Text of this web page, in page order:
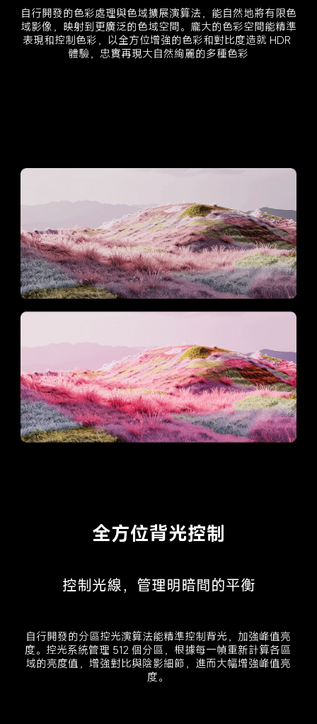
自行開發的色彩處理與色域擴展演算法，能自然地將有限色
域影像，映射到更廣泛的色域空間。龐大的色彩空間能精準
表現和控制色彩，以全方位增強的色彩和對比度造就 HDR
體驗，忠實再現大自然絢麗的多種色彩
全方位背光控制
控制光線，管理明暗間的平衡
自行開發的分區控光演算法能精準控制背光，加強峰值亮
度。控光系統管理 512 個分區，根據每一幀重新計算各區
域的亮度值，增強對比與陰影細節，進而大幅增強峰值亮
度。